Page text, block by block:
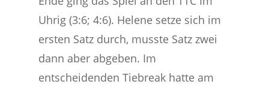
Uhrig (3:6; 4:6). Helene setze sich im
ersten Satz durch, musste Satz zwei
dann aber abgeben. Im
entscheidenden Tiebreak hatte am